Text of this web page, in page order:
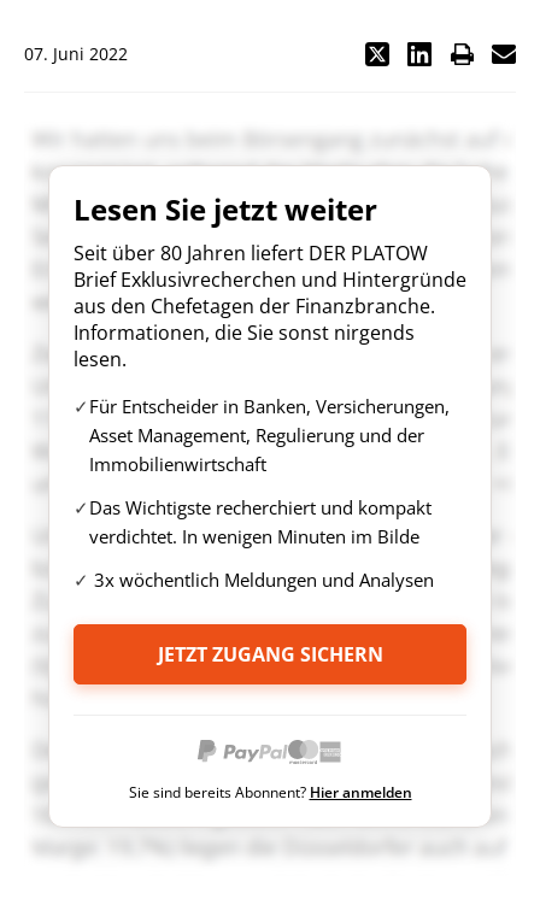
07. Juni 2022
Lesen Sie jetzt weiter
Seit über 80 Jahren liefert DER PLATOW
Brief Exklusivrecherchen und Hintergründe
aus den Chefetagen der Finanzbranche.
Informationen, die Sie sonst nirgends
lesen.
Für Entscheider in Banken, Versicherungen,
Asset Management, Regulierung und der
Immobilienwirtschaft
Das Wichtigste recherchiert und kompakt
verdichtet. In wenigen Minuten im Bilde
3x wöchentlich Meldungen und Analysen
JETZT ZUGANG SICHERN
Sie sind bereits Abonnent? Hier anmelden